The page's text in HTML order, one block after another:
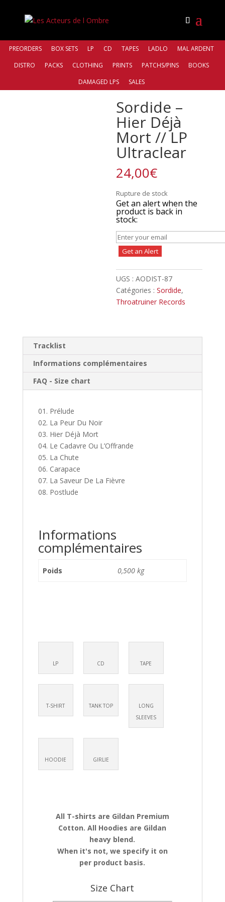
PREORDERS BOX SETS LP CD TAPES LADLO
MAL ARDENT
DISTRO
PACKS CLOTHING PRINTS PATCHS/PINS
BOOKS
DAMAGED LPS
SALES
Sordide –
Hier Déjà
Mort // LP
Ultraclear
24,00€
Rupture de stock
Get an alert when the
product is back in
stock:
Get an Alert
UGS :AODIST-87
Catégories :Sordide,
Throatruiner Records
Tracklist
Informations complémentaires
FAQ - Size chart
01. Prélude
02. La Peur Du Noir
03. Hier Déjà Mort
04. Le Cadavre Ou L’Offrande
05. La Chute
06. Carapace
07. La Saveur De La Fièvre
08. Postlude
Informations
complémentaires
Poids 0,500 kg
LP CD TAPE
T-SHIRT TANK TOP
LONG
SLEEVES
HOODIE GIRLIE
All T-shirts are Gildan Premium
Cotton. All Hoodies are Gildan
heavy blend.
When it's not, we specify it on
per product basis.
Size Chart